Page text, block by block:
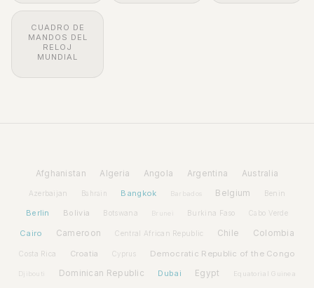
CUADRO DE
MANDOS DEL
RELOJ
MUNDIAL
Afghanistan Algeria Angola Argentina Australia
Azerbaijan Bahrain Bangkok Barbados Belgium Benin
Berlin Bolivia Botswana Brunei Burkina Faso Cabo Verde
Cairo Cameroon Central African Republic Chile Colombia
Costa Rica Croatia Cyprus Democratic Republic of the Congo
Djibouti Dominican Republic Dubai Egypt Equatorial Guinea